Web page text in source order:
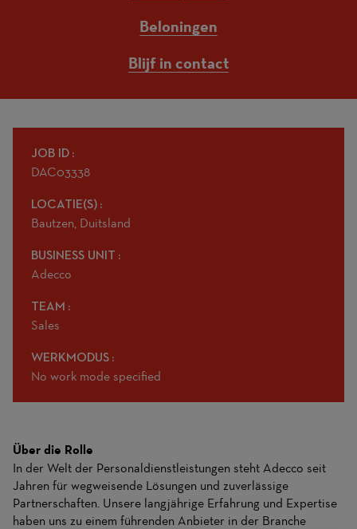
Beloningen
Blijf in contact
JOB ID
DAC03338
LOCATIE(S)
Bautzen, Duitsland
BUSINESS UNIT
Adecco
TEAM
Sales
WERKMODUS
No work mode specified
Über die Rolle
In der Welt der Personaldienstleistungen steht Adecco seit
Jahren für wegweisende Lösungen und zuverlässige
Partnerschaften. Unsere langjährige Erfahrung und Expertise
haben uns zu einem führenden Anbieter in der Branche